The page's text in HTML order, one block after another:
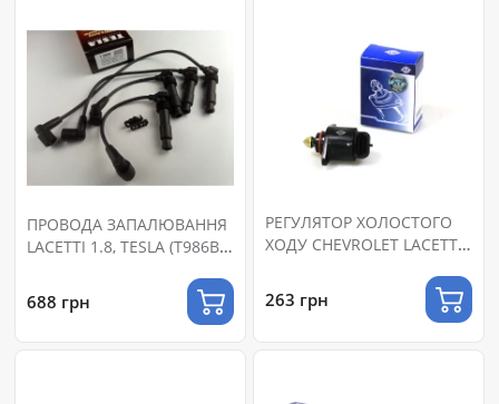
ПРОВОДА ЗАПАЛЮВАННЯ
LACETTI 1.8, TESLA (T986B)
688 грн
РЕГУЛЯТОР ХОЛОСТОГО
ХОДУ CHEVROLET LACETTI
(92061898)
263 грн